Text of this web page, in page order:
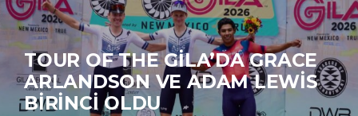
TOUR OF THE GILA’DA GRACE
ARLANDSON VE ADAM LEWIS
BIRINCI OLDU